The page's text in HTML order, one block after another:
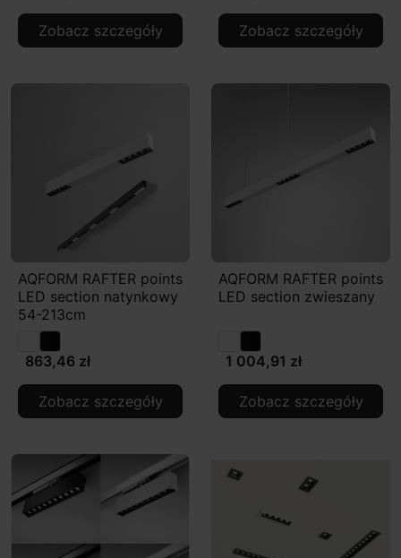
Zobacz szczegóły Zobacz szczegóły
AQFORM RAFTER points
LED section natynkowy
54-213cm
863,46 zł
Zobacz szczegóły
AQFORM RAFTER points
LED section zwieszany
1 004,91 zł
Zobacz szczegóły